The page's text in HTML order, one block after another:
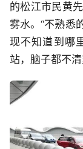
的松江市民黄
雾水。“不熟悉
现不知道到哪
站，脑子都不清